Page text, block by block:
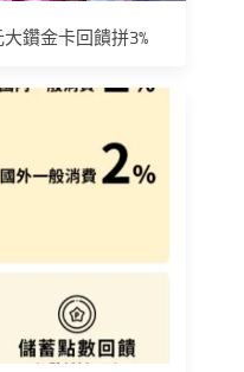
鑽金卡回饋拼3%